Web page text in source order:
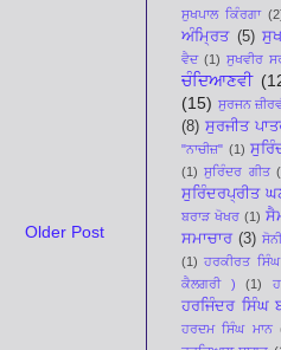
Older Post
ਸੁਖਪਾਲ ਕਿੰਰਗਾ
ਅੰਮ੍ਰਿਤ (5)
ਵੈਦ (1) ਸੁਖਵੀਰ
ਚੰਦਿਆਣਵੀ
(15) ਸੁਰਜਨ
(8) ਸੁਰਜੀਤ
"ਨਾਚੀਜ਼" (1)
(1) ਸੁਰਿੰਦਰ ਗੀਤ
ਸੁਰਿੰਦਰਪ੍ਰੀਤ
ਬਰਾੜ ਖੋਖਰ (1)
ਸਮਾਚਾਰ (3)
(1) ਹਰਕੀਰਤ
ਕੈਲਗਰੀ )
(1)
ਹਰਜਿੰਦਰ ਸਿੰਘ
ਹਰਦਮ ਸਿੰਘ ਮਾਨ